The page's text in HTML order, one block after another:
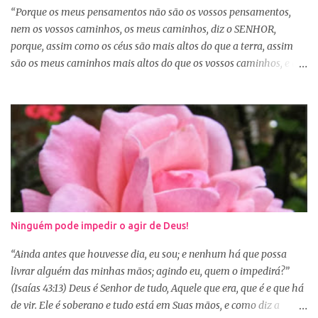
tudo a Deus e fazer a Sua vontade, é a garantia de que tudo dará
certo. Logo pela manhã, consagre s...
“Porque os meus pensamentos não são os vossos pensamentos,
nem os vossos caminhos, os meus caminhos, diz o SENHOR,
porque, assim como os céus são mais altos do que a terra, assim
são os meus caminhos mais altos do que os vossos caminhos, e os
poderemos ser surpreendidos ou decepcionados com a maneira de
Deus agir. Deus não age conforme a ótica humana. Às vezes
pedimos algo a Deus sem saber se é a vontade d’Ele para nossa
vida, claro que podemos pedir, mas a vontade de Deus sempre
prevalecerá. Nem sempre, a nossa vontade é a vontade de Deus,
mas a Palavra nos garante que os caminhos e os pensamentos de
Deus são bem maiores que os nossos, se é assim, fiquemos
tranquilas, pois tudo que vem de Deus é bom. Porém, se Deus
entregar o governo da nossa vida a nós, ou seja, deixar que a nossa
vontade prevaleça, vamos acabar infelizes e frustradas, porque só
Ele sabe o que...
Ninguém pode impedir o agir de Deus!
“Ainda antes que houvesse dia, eu sou; e nenhum há que possa
livrar alguém das minhas mãos; agindo eu, quem o impedirá?”
(Isaías 43:13) Deus é Senhor de tudo, Aquele que era, que é e que há
de vir. Ele é soberano e tudo está em Suas mãos, e como diz a